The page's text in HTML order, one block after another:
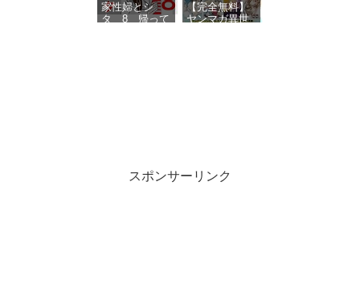
家性婦とシ
タ 8 帰って
【完全無料】
ヤンマガ異世
スポンサーリンク